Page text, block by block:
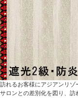
訪れるお客様にアジアンリ
サロンとの差別化を図り、